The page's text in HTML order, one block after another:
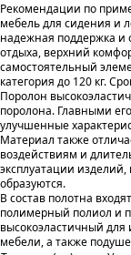
Рекомендации по
мебель для сидения и
надежная поддержка и
отдыха, верхний
самостоятельный
категория до 120 кг.
Поролон
поролона. Главными
улучшенные
Материал также
воздействиям и
эксплуатации
образуются.
В состав полотна
полимерный полиол и
высокоэластичный для
мебели, а также